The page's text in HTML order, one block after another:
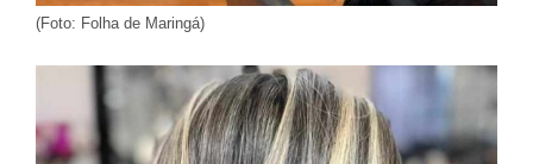
(Foto: Folha de Maringá)